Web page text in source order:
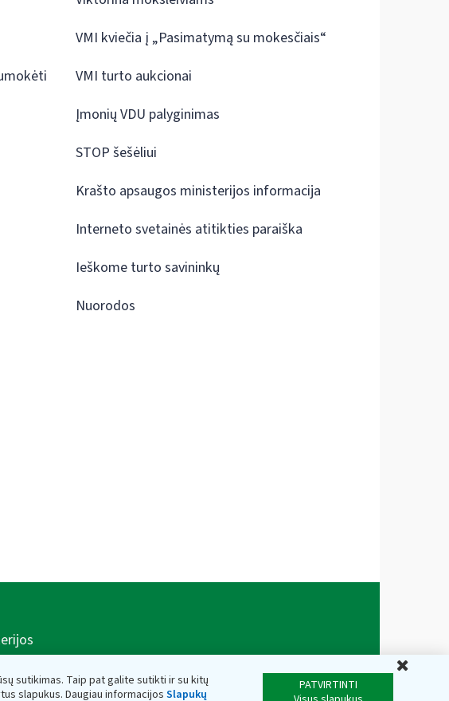
sutikimas. Taip pat galite sutikti ir su kitų
slapukus. Daugiau informacijos Slapukų
PATVIRTINTI
VMI kviečia į „Pasimatymą su mokesčiais“
VMI turto aukcionai
Įmonių VDU palyginimas
STOP šešėliui
Krašto apsaugos ministerijos informacija
Interneto svetainės atitikties paraiška
Ieškome turto savininkų
Nuorodos